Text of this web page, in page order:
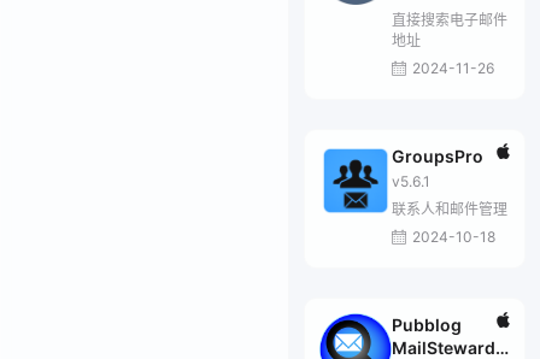
直接搜索电子邮件
地址
2024-11-26
GroupsPro
v5.6.1
联系人和邮件管理
2024-10-18
Pubblog
MailSteward